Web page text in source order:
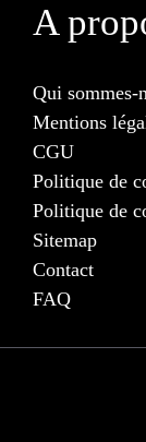
A
Qui sommes-
Mentions
CGU
Politique de
Politique de
Sitemap
Contact
FAQ